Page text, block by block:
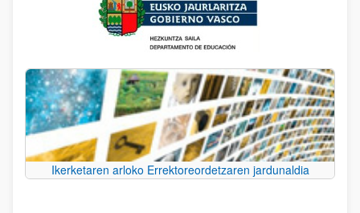
Ikerketaren arloko Errektoreordetzaren jardunaldia